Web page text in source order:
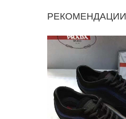
РЕКОМЕНДАЦИИ